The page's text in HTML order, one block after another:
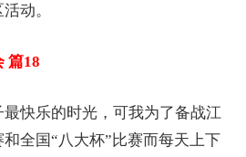
动。
18
快乐的时光，可我为了备战江
全国“八大杯”比赛而每天上下